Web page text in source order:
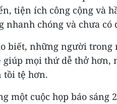
tiện ích công cộng và
nhanh chóng và chưa
biết, những người
giúp mọi thứ dễ thở
tồi tệ hơn.
một cuộc họp báo sáng